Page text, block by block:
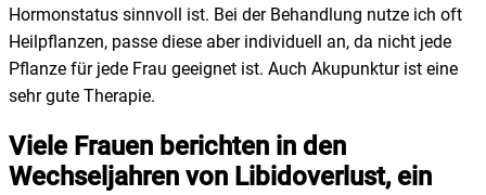
Hormonstatus sinnvoll ist. Bei der Behandlung nutze ich oft
Heilpflanzen, passe diese aber individuell an, da nicht jede
Pflanze für jede Frau geeignet ist. Auch Akupunktur ist eine
sehr gute Therapie.
Viele Frauen berichten in den
Wechseljahren von Libidoverlust, ein